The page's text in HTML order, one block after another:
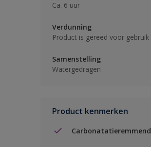
Ca. 6 uur
Verdunning
Product is gereed voor gebruik
Samenstelling
Watergedragen
Product kenmerken
Carbonatatieremmend